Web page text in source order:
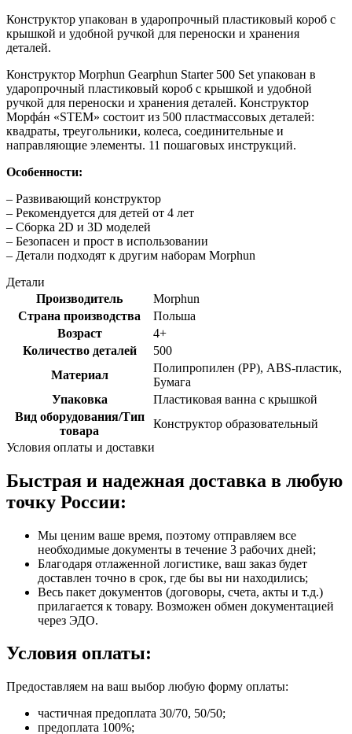
Конструктор упакован в ударопрочный пластиковый короб с
крышкой и удобной ручкой для переноски и хранения
деталей.
Конструктор Morphun Gearphun Starter 500 Set упакован в
ударопрочный пластиковый короб с крышкой и удобной
ручкой для переноски и хранения деталей. Конструктор
Морфáн «STEM» состоит из 500 пластмассовых деталей:
квадраты, треугольники, колеса, соединительные и
направляющие элементы. 11 пошаговых инструкций.
Особенности:
– Развивающий конструктор
– Рекомендуется для детей от 4 лет
– Сборка 2D и 3D моделей
– Безопасен и прост в использовании
– Детали подходят к другим наборам Morphun
Детали
Производитель
Morphun
Страна производства
Польша
Возраст
4+
Количество деталей
500
Материал
Полипропилен (PP), ABS-пластик,
Бумага
Упаковка
Пластиковая ванна с крышкой
Вид оборудования/Тип
товара
Конструктор образовательный
Условия оплаты и доставки
Быстрая и надежная доставка в любую
точку России:
Мы ценим ваше время, поэтому отправляем все
необходимые документы в течение 3 рабочих дней;
Благодаря отлаженной логистике, ваш заказ будет
доставлен точно в срок, где бы вы ни находились;
Весь пакет документов (договоры, счета, акты и т.д.)
прилагается к товару. Возможен обмен документацией
через ЭДО.
Условия оплаты:
Предоставляем на ваш выбор любую форму оплаты:
частичная предоплата 30/70, 50/50;
предоплата 100%;